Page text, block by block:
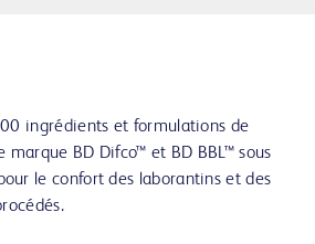
ingrédients et formulations de
BD Difco™ et BD BBL™ sous
le confort des laborantins et des